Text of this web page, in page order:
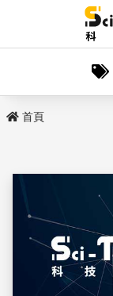
首頁